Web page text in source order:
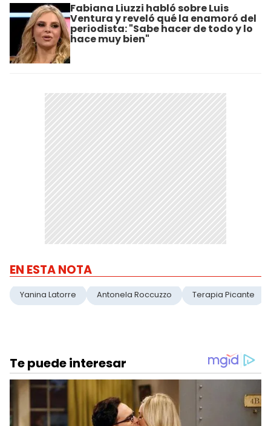
Fabiana Liuzzi habló sobre Luis
Ventura y reveló qué la enamoró del
periodista: "Sabe hacer de todo y lo
hace muy bien"
EN ESTA NOTA
Yanina Latorre Antonela Roccuzzo Terapia Picante